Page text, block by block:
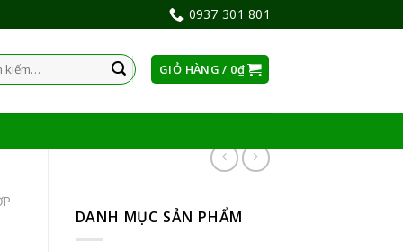
0937 301 801
GIỎ HÀNG / 0₫
DANH MỤC SẢN PHẨM